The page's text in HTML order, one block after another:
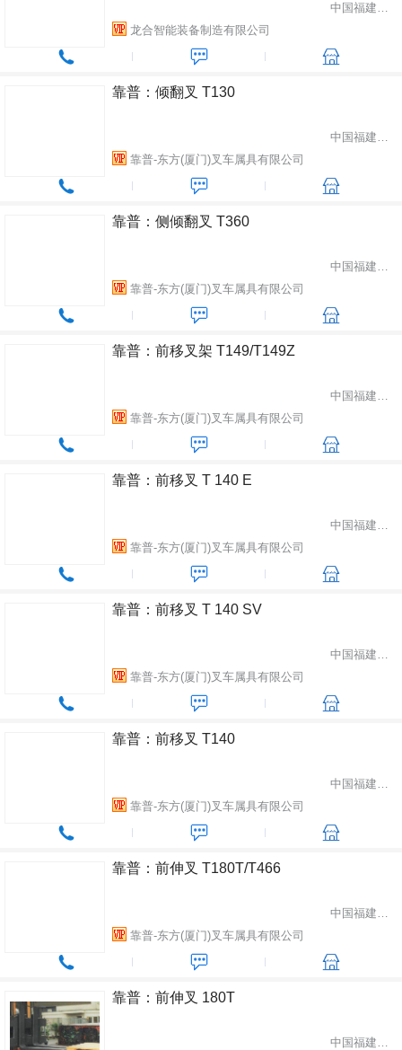
中国福建省龙岩市
龙合智能装备制造有限公司
靠普：倾翻叉 T130
中国福建省厦门市
靠普-东方(厦门)叉车属具有限公司
靠普：侧倾翻叉 T360
中国福建省厦门市
靠普-东方(厦门)叉车属具有限公司
靠普：前移叉架 T149/T149Z
中国福建省厦门市
靠普-东方(厦门)叉车属具有限公司
靠普：前移叉 T 140 E
中国福建省厦门市
靠普-东方(厦门)叉车属具有限公司
靠普：前移叉 T 140 SV
中国福建省厦门市
靠普-东方(厦门)叉车属具有限公司
靠普：前移叉 T140
中国福建省厦门市
靠普-东方(厦门)叉车属具有限公司
靠普：前伸叉 T180T/T466
中国福建省厦门市
靠普-东方(厦门)叉车属具有限公司
靠普：前伸叉 180T
中国福建省厦门市